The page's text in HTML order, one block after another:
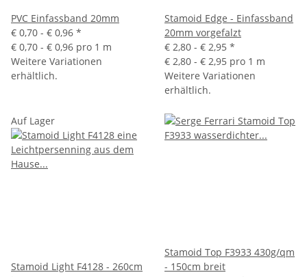
PVC Einfassband 20mm
€ 0,70 - € 0,96 *
€ 0,70 - € 0,96 pro 1 m
Weitere Variationen
erhältlich.
Stamoid Edge - Einfassband
20mm vorgefalzt
€ 2,80 - € 2,95 *
€ 2,80 - € 2,95 pro 1 m
Weitere Variationen
erhältlich.
Auf Lager
Stamoid Light F4128 - 260cm
Stamoid Top F3933 430g/qm
- 150cm breit